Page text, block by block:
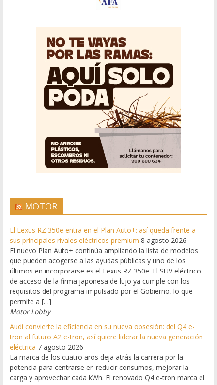
MOTOR
El Lexus RZ 350e entra en el Plan Auto+: así queda frente a
sus principales rivales eléctricos premium 8 agosto 2026
El nuevo Plan Auto+ continúa ampliando la lista de modelos
que pueden acogerse a las ayudas públicas y uno de los
últimos en incorporarse es el Lexus RZ 350e. El SUV eléctrico
de acceso de la firma japonesa de lujo ya cumple con los
requisitos del programa impulsado por el Gobierno, lo que
permite a […]
Motor Lobby
Audi convierte la eficiencia en su nueva obsesión: del Q4 e-
tron al futuro A2 e-tron, así quiere liderar la nueva generación
eléctrica 7 agosto 2026
La marca de los cuatro aros deja atrás la carrera por la
potencia para centrarse en reducir consumos, mejorar la
carga y aprovechar cada kWh. El renovado Q4 e-tron marca el